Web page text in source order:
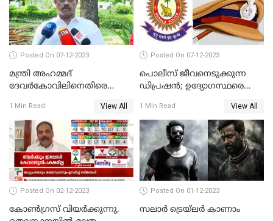
Posted On 07-12-2023
മന്ത്രി അഹമ്മദ്
ദേവർകോവിലിനെതിരെ
ആരോപണത്തിൽ
അന്വേഷണം
1 Min Read View All
Posted On 07-12-2023
പൊലീസ് ജീവനെടുക്കുന്ന
ഡിപ്രഷൻ; ഉദ്യോഗസ്ഥരെ
നടപടികളുമായി ഡിജിപി
1 Min Read View All
Posted On 02-12-2023
കോണ്‍ഗ്രസ് വിയര്‍ക്കുന്നു,
Posted On 01-12-2023
സലാര്‍ ട്രെയ്‌ലർ കാണാം